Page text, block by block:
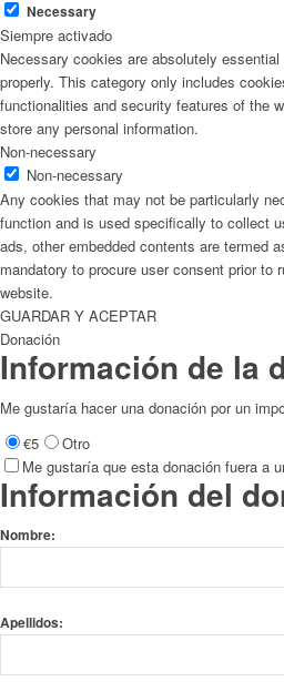
Necessary
Siempre activado
Necessary cookies are absolutely
properly. This category only includes
functionalities and security features of the
store any personal information.
Non-necessary
Non-necessary
Any cookies that may not be particularly
function and is used specifically to collect
ads, other embedded contents are termed
mandatory to procure user consent prior to
website.
GUARDAR Y ACEPTAR
Donación
Información de la
Me gustaría hacer una donación por un
€5
Otro
Me gustaría que esta donación fuera a
Información del
Nombre:
Apellidos: